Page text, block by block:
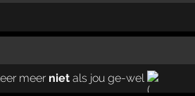
meer nietals jou ge-wel